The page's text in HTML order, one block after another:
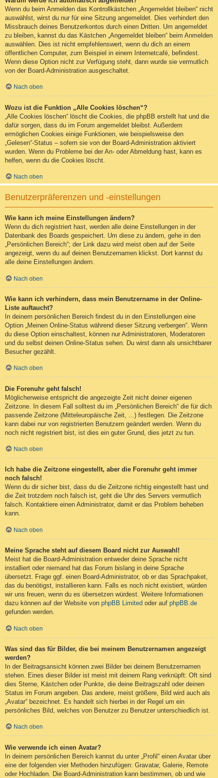
Wenn du beim Anmelden das Kontrollkästchen „Angemeldet bleiben“ nicht
auswählst, wirst du nur für eine Sitzung angemeldet. Dies verhindert den
Missbrauch deines Benutzerkontos durch einen Dritten. Um angemeldet
zu bleiben, kannst du das Kästchen „Angemeldet bleiben“ beim Anmelden
auswählen. Dies ist nicht empfehlenswert, wenn du dich an einem
öffentlichen Computer, zum Beispiel in einem Internetcafé, befindest.
Wenn diese Option nicht zur Verfügung steht, dann wurde sie vermutlich
von der Board-Administration ausgeschaltet.
Nach oben
Wozu ist die Funktion „Alle Cookies löschen“?
„Alle Cookies löschen“ löscht die Cookies, die phpBB erstellt hat und die
dafür sorgen, dass du im Forum angemeldet bleibst. Außerdem
ermöglichen Cookies einige Funktionen, wie beispielsweise den
„Gelesen“-Status – sofern sie von der Board-Administration aktiviert
wurden. Wenn du Probleme bei der An- oder Abmeldung hast, kann es
helfen, wenn du die Cookies löscht.
Nach oben
Benutzerpräferenzen und -einstellungen
Wie kann ich meine Einstellungen ändern?
Wenn du dich registriert hast, werden alle deine Einstellungen in der
Datenbank des Boards gespeichert. Um diese zu ändern, gehe in den
„Persönlichen Bereich“; der Link dazu wird meist oben auf der Seite
angezeigt, wenn du auf deinen Benutzernamen klickst. Dort kannst du
alle deine Einstellungen ändern.
Nach oben
Wie kann ich verhindern, dass mein Benutzername in der Online-
Liste auftaucht?
In deinem persönlichen Bereich findest du in den Einstellungen eine
Option „Meinen Online-Status während dieser Sitzung verbergen“. Wenn
du diese Option einschaltest, können nur Administratoren, Moderatoren
und du selbst deinen Online-Status sehen. Du wirst dann als unsichtbarer
Besucher gezählt.
Nach oben
Die Forenuhr geht falsch!
Möglicherweise entspricht die angezeigte Zeit nicht deiner eigenen
Zeitzone. In diesem Fall solltest du im „Persönlichen Bereich“ die für dich
passende Zeitzone (Mitteleuropäische Zeit, ...) festlegen. Die Zeitzone
kann dabei nur von registrierten Benutzern geändert werden. Wenn du
noch nicht registriert bist, ist dies ein guter Grund, dies jetzt zu tun.
Nach oben
Ich habe die Zeitzone eingestellt, aber die Forenuhr geht immer
noch falsch!
Wenn du dir sicher bist, dass du die Zeitzone richtig eingestellt hast und
die Zeit trotzdem noch falsch ist, geht die Uhr des Servers vermutlich
falsch. Kontaktiere einen Administrator, damit er das Problem beheben
kann.
Nach oben
Meine Sprache steht auf diesem Board nicht zur Auswahl!
Meist hat die Board-Administration entweder deine Sprache nicht
installiert oder niemand hat das Forum bislang in deine Sprache
übersetzt. Frage ggf. einen Board-Administrator, ob er das Sprachpaket,
das du benötigst, installieren kann. Falls es noch nicht existiert, würden
wir uns freuen, wenn du es übersetzen würdest. Weitere Informationen
dazu können auf der Website von phpBB Limited oder auf phpBB.de
gefunden werden.
Nach oben
Was sind das für Bilder, die bei meinem Benutzernamen angezeigt
werden?
In der Beitragsansicht können zwei Bilder bei deinem Benutzernamen
stehen. Eines dieser Bilder ist meist mit deinem Rang verknüpft: Oft sind
dies Sterne, Kästchen oder Punkte, die deine Beitragszahl oder deinen
Status im Forum angeben. Das andere, meist größere, Bild wird auch als
„Avatar“ bezeichnet. Es handelt sich hierbei in der Regel um ein
persönliches Bild, welches von Benutzer zu Benutzer unterschiedlich ist.
Nach oben
Wie verwende ich einen Avatar?
In deinem persönlichen Bereich kannst du unter „Profil“ einen Avatar über
eine der folgenden vier Methoden hinzufügen: Gravatar, Galerie, Remote
oder Hochladen. Die Board-Administration kann bestimmen, ob und wie